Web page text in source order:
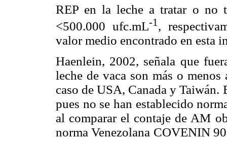
REP en la leche a tratar o no
<500.000 ufc.mL-1 ,
valor medio encontrado en esta
Haenlein, 2002, señala que
leche de vaca son más o
caso de USA, Canada y Taiwán.
pues no se han establecido
al comparar el contaje de AM
norma Venezolana COVENIN